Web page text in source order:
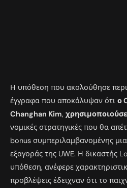
Η υπόθεση που ακολούθησε
έγγραφα που αποκάλυψαν ότι ο
Changhan Kim,
νομικές στρατηγικές που θα
bonus συμπεριλαμβανομένης
εξαγοράς της UWE. Η δικαστής
υπόθεση, ανέφερε
προβλέψεις έδειχναν ότι το